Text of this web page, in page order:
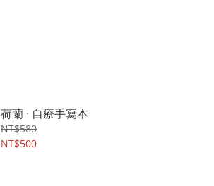
荷蘭 · 自療手寫本
NT$580
NT$500